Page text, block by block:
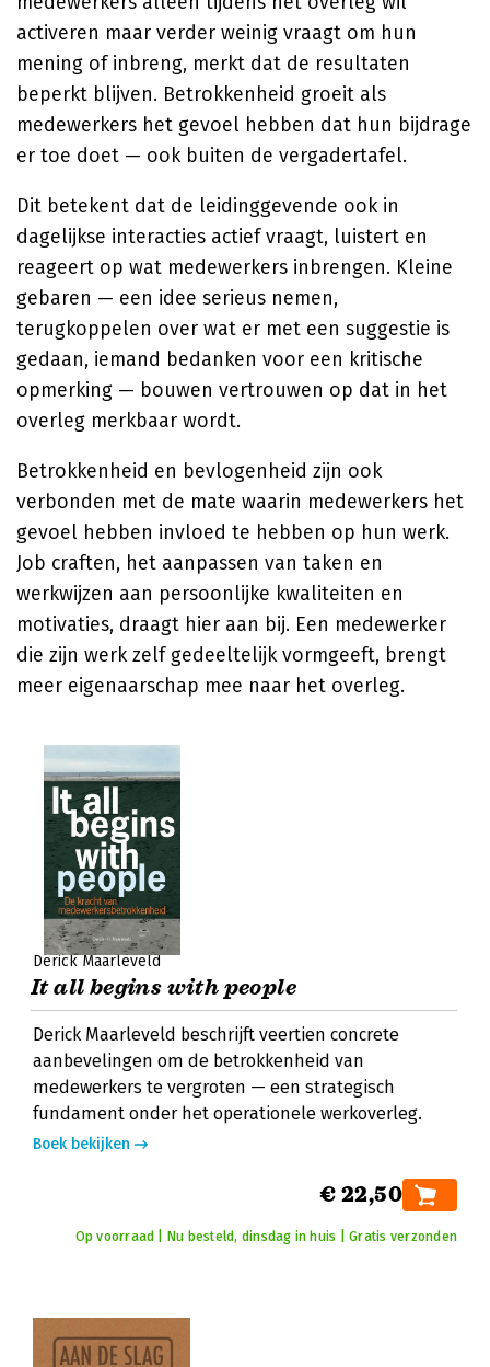
activeren maar verder weinig vraagt om hun
mening of inbreng, merkt dat de resultaten
beperkt blijven. Betrokkenheid groeit als
medewerkers het gevoel hebben dat hun bijdrage
er toe doet — ook buiten de vergadertafel.
Dit betekent dat de leidinggevende ook in
dagelijkse interacties actief vraagt, luistert en
reageert op wat medewerkers inbrengen. Kleine
gebaren — een idee serieus nemen,
terugkoppelen over wat er met een suggestie is
gedaan, iemand bedanken voor een kritische
opmerking — bouwen vertrouwen op dat in het
overleg merkbaar wordt.
Betrokkenheid en bevlogenheid zijn ook
verbonden met de mate waarin medewerkers het
gevoel hebben invloed te hebben op hun werk.
Job craften, het aanpassen van taken en
werkwijzen aan persoonlijke kwaliteiten en
motivaties, draagt hier aan bij. Een medewerker
die zijn werk zelf gedeeltelijk vormgeeft, brengt
meer eigenaarschap mee naar het overleg.
Derick Maarleveld
It all begins with people
Derick Maarleveld beschrijft veertien concrete
aanbevelingen om de betrokkenheid van
medewerkers te vergroten — een strategisch
fundament onder het operationele werkoverleg.
Boek bekijken
€ 22,50
Op voorraad | Nu besteld, dinsdag in huis | Gratis verzonden